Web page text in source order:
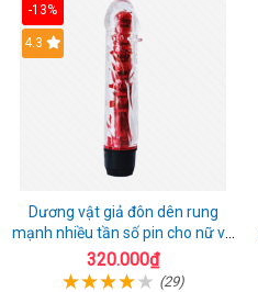
-13%
4.3
Dương vật giả đôn dên rung
mạnh nhiều tần số pin cho nữ và
cặp đôi
320.000₫
(29)